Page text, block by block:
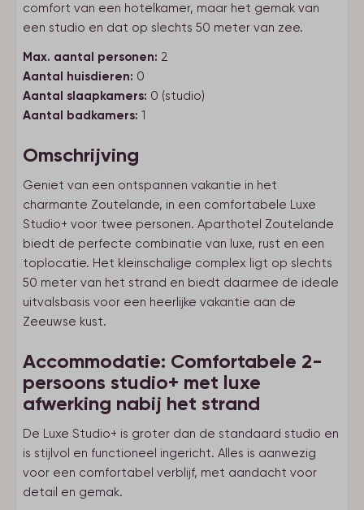
comfort van een hotelkamer, maar het gemak van
een studio en dat op slechts 50 meter van zee.
Max. aantal personen: 2
Aantal huisdieren: 0
Aantal slaapkamers: 0 (studio)
Aantal badkamers: 1
Omschrijving
Geniet van een ontspannen vakantie in het
charmante Zoutelande, in een comfortabele Luxe
Studio+ voor twee personen. Aparthotel Zoutelande
biedt de perfecte combinatie van luxe, rust en een
toplocatie. Het kleinschalige complex ligt op slechts
50 meter van het strand en biedt daarmee de ideale
uitvalsbasis voor een heerlijke vakantie aan de
Zeeuwse kust.
Accommodatie: Comfortabele 2-
persoons studio+ met luxe
afwerking nabij het strand
De Luxe Studio+ is groter dan de standaard studio en
is stijlvol en functioneel ingericht. Alles is aanwezig
voor een comfortabel verblijf, met aandacht voor
detail en gemak.